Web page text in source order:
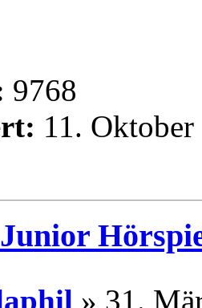
9768
11.
» 31.